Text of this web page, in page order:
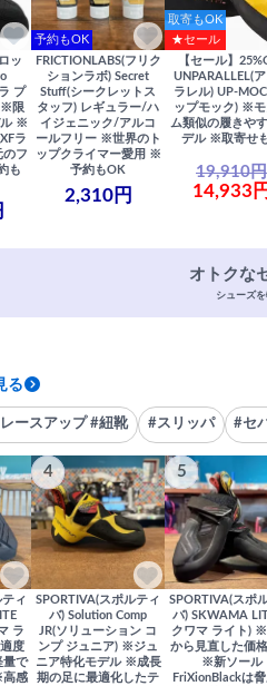
ッ
プ
※限
ル ※
ラ
フ
も
予約もOK
FRICTIONLABS(フリク
ションラボ) Secret
Stuff(シークレットス
タッフ) レギュラー/ハ
イジェニック/アルコ
ールフリー ※世界のト
ップクライマー愛用 ※
予約もOK
2,310円
取寄もOK
★セール
【セール】
UNPARALLEL(
ラレル) UP-
ップモック) ※モ
ム類似の履きや
デル ※取寄せ
19,910円
14,933円
オトクな
シューズ
る
ースアップ #紐靴 #スリッパ #セ
ィ
ラ
度
で
高感
4
SPORTIVA(スポルティ
バ) Solution Comp
JR(ソリューション コ
ンプ ジュニア) ※ジュ
ニア特化モデル ※成長
期の足に最適化したテ
5
SPORTIVA(スポ
バ) SKWAMA
クワマ ライト)
から見直した価
※新ソール
FriXionBlackは